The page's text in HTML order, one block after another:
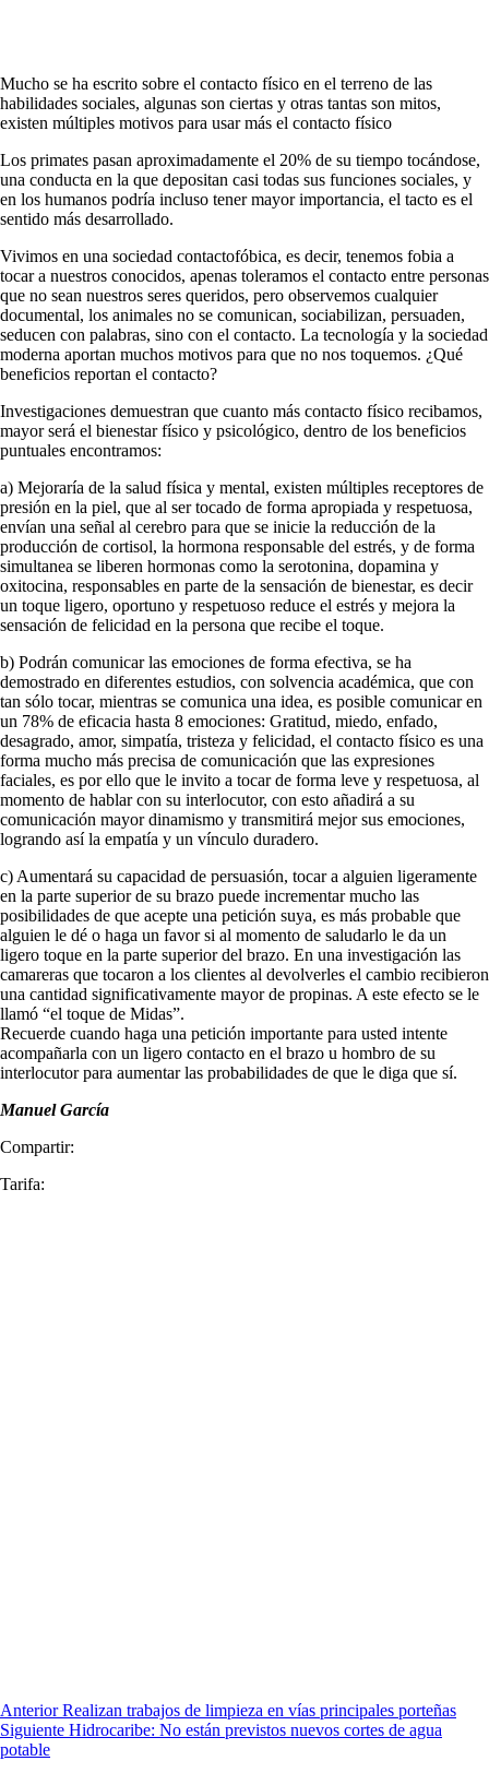
Mucho se ha escrito sobre el contacto físico en el terreno de las
habilidades sociales, algunas son ciertas y otras tantas son mitos,
existen múltiples motivos para usar más el contacto físico
Los primates pasan aproximadamente el 20% de su tiempo tocándose,
una conducta en la que depositan casi todas sus funciones sociales, y
en los humanos podría incluso tener mayor importancia, el tacto es el
sentido más desarrollado.
Vivimos en una sociedad contactofóbica, es decir, tenemos fobia a
tocar a nuestros conocidos, apenas toleramos el contacto entre personas
que no sean nuestros seres queridos, pero observemos cualquier
documental, los animales no se comunican, sociabilizan, persuaden,
seducen con palabras, sino con el contacto. La tecnología y la sociedad
moderna aportan muchos motivos para que no nos toquemos. ¿Qué
beneficios reportan el contacto?
Investigaciones demuestran que cuanto más contacto físico recibamos,
mayor será el bienestar físico y psicológico, dentro de los beneficios
puntuales encontramos:
a) Mejoraría de la salud física y mental, existen múltiples receptores de
presión en la piel, que al ser tocado de forma apropiada y respetuosa,
envían una señal al cerebro para que se inicie la reducción de la
producción de cortisol, la hormona responsable del estrés, y de forma
simultanea se liberen hormonas como la serotonina, dopamina y
oxitocina, responsables en parte de la sensación de bienestar, es decir
un toque ligero, oportuno y respetuoso reduce el estrés y mejora la
sensación de felicidad en la persona que recibe el toque.
b) Podrán comunicar las emociones de forma efectiva, se ha
demostrado en diferentes estudios, con solvencia académica, que con
tan sólo tocar, mientras se comunica una idea, es posible comunicar en
un 78% de eficacia hasta 8 emociones: Gratitud, miedo, enfado,
desagrado, amor, simpatía, tristeza y felicidad, el contacto físico es una
forma mucho más precisa de comunicación que las expresiones
faciales, es por ello que le invito a tocar de forma leve y respetuosa, al
momento de hablar con su interlocutor, con esto añadirá a su
comunicación mayor dinamismo y transmitirá mejor sus emociones,
logrando así la empatía y un vínculo duradero.
c) Aumentará su capacidad de persuasión, tocar a alguien ligeramente
en la parte superior de su brazo puede incrementar mucho las
posibilidades de que acepte una petición suya, es más probable que
alguien le dé o haga un favor si al momento de saludarlo le da un
ligero toque en la parte superior del brazo. En una investigación las
camareras que tocaron a los clientes al devolverles el cambio recibieron
una cantidad significativamente mayor de propinas. A este efecto se le
llamó “el toque de Midas”.
Recuerde cuando haga una petición importante para usted intente
acompañarla con un ligero contacto en el brazo u hombro de su
interlocutor para aumentar las probabilidades de que le diga que sí.
Manuel García
Compartir:
Tarifa:
Anterior Realizan trabajos de limpieza en vías principales porteñas
Siguiente Hidrocaribe: No están previstos nuevos cortes de agua
potable